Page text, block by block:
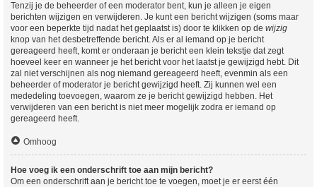
Tenzij je de beheerder of een moderator bent, kun je alleen je eigen
berichten wijzigen en verwijderen. Je kunt een bericht wijzigen (soms maar
voor een beperkte tijd nadat het geplaatst is) door te klikken op de wijzig
knop van het desbetreffende bericht. Als er al iemand op je bericht
gereageerd heeft, komt er onderaan je bericht een klein tekstje dat zegt
hoeveel keer en wanneer je het bericht voor het laatst je gewijzigd hebt. Dit
zal niet verschijnen als nog niemand gereageerd heeft, evenmin als een
beheerder of moderator je bericht gewijzigd heeft. Zij kunnen wel een
mededeling toevoegen, waarom ze je bericht gewijzigd hebben. Het
verwijderen van een bericht is niet meer mogelijk zodra er iemand op
gereageerd heeft.
Omhoog
Hoe voeg ik een onderschrift toe aan mijn bericht?
Om een onderschrift aan je bericht toe te voegen, moet je er eerst één